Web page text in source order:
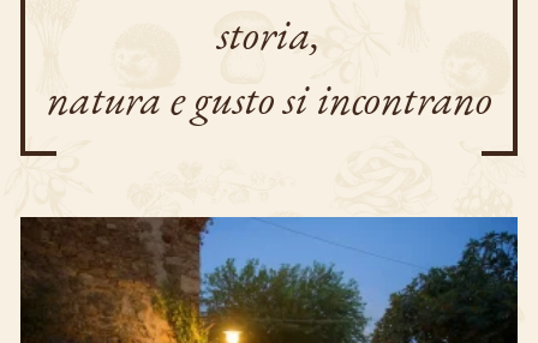
storia,
natura e gusto si incontrano